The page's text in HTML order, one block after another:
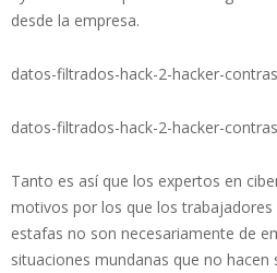
desde la empresa.
datos-filtrados-hack-2-hacker-
datos-filtrados-hack-2-hacker-
Tanto es así que los expertos en
motivos por los que los trabajadores
estafas no son necesariamente de
situaciones mundanas que no hacen